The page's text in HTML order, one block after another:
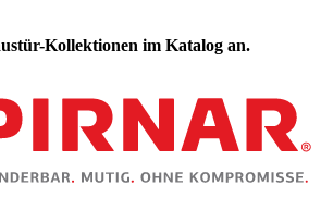
Kollektionen im Katalog an.